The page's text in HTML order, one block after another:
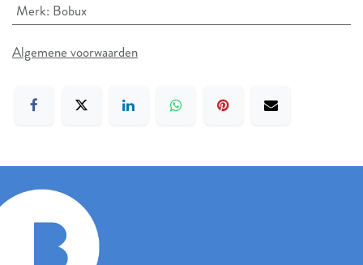
Merk: Bobux
Algemene voorwaarden